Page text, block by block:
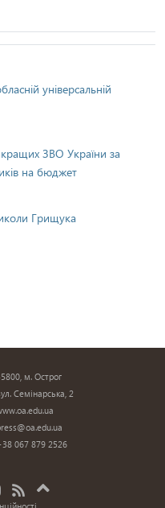
універсальній
ЗВО України за
на бюджет
Грищука
м. Острог
Семінарська, 2
067 879 2526